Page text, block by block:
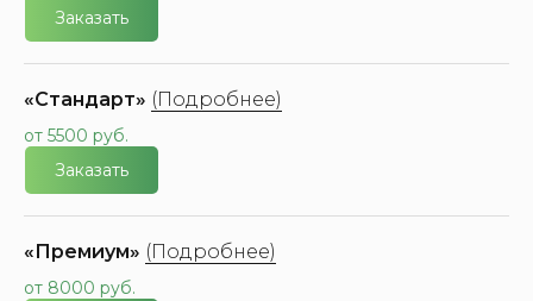
Заказать
«Стандарт» (Подробнее)
от 5500 руб.
Заказать
«Премиум» (Подробнее)
от 8000 руб.